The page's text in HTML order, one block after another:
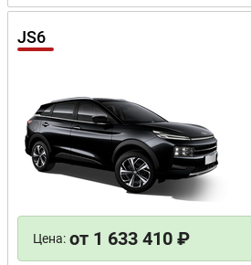
JS6
Цена: от 1 633 410 ₽